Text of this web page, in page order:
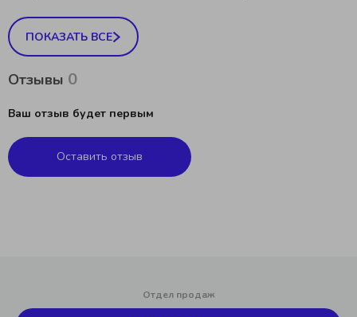
ПОКАЗАТЬ ВСЕ
Отзывы 0
Ваш отзыв будет первым
Оставить отзыв
Отдел продаж